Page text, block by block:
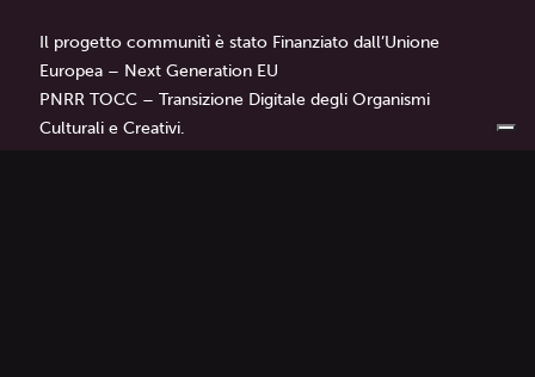
Il progetto communitì è stato Finanziato dall’Unione
Europea – Next Generation EU
PNRR TOCC – Transizione Digitale degli Organismi
Culturali e Creativi.